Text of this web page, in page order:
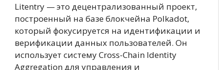
Litentry — это децентрализованный проект,
построенный на базе блокчейна Polkadot,
который фокусируется на идентификации и
верификации данных пользователей. Он
использует систему Cross-Chain Identity
Aggregation для управления и